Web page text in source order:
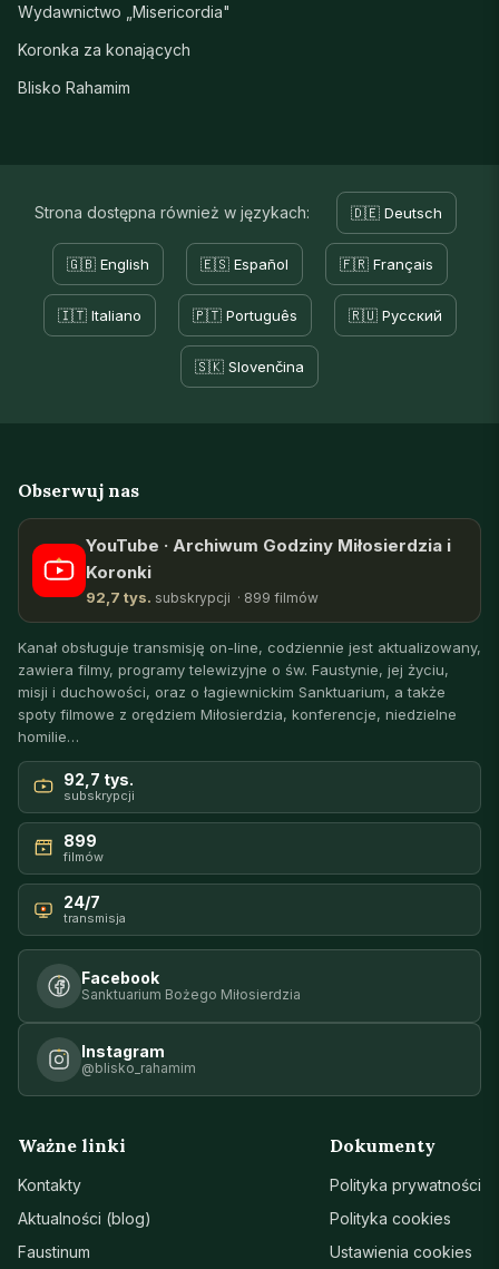
Wydawnictwo „Misericordia"
Koronka za konających
Blisko Rahamim
Strona dostępna również w językach: 🇩🇪 Deutsch
🇬🇧 English 🇪🇸 Español 🇫🇷 Français
🇮🇹 Italiano 🇵🇹 Português 🇷🇺 Русский
🇸🇰 Slovenčina
Obserwuj nas
YouTube · Archiwum Godziny Miłosierdzia i
Koronki
92,7 tys. subskrypcji · 899 filmów
Kanał obsługuje transmisję on-line, codziennie jest aktualizowany,
zawiera filmy, programy telewizyjne o św. Faustynie, jej życiu,
misji i duchowości, oraz o łagiewnickim Sanktuarium, a także
spoty filmowe z orędziem Miłosierdzia, konferencje, niedzielne
homilie…
92,7 tys.
subskrypcji
899
filmów
24/7
transmisja
Facebook
Sanktuarium Bożego Miłosierdzia
Instagram
@blisko_rahamim
Ważne linki
Kontakty
Aktualności (blog)
Faustinum
Dokumenty
Polityka prywatności
Polityka cookies
Ustawienia cookies